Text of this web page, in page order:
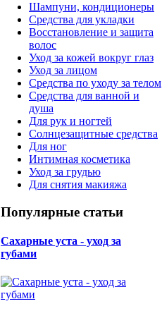
Шампуни, кондиционеры
Средства для укладки
Восстановление и защита
волос
Уход за кожей вокруг глаз
Уход за лицом
Средства по уходу за телом
Средства для ванной и
душа
Для рук и ногтей
Солнцезащитные средства
Для ног
Интимная косметика
Уход за грудью
Для снятия макияжа
Популярные статьи
Сахарные уста - уход за
губами